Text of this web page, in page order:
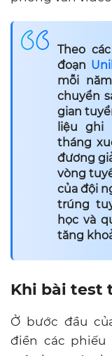
Theo
đoạn
mỗi
chuyển
gian
liệu ghi
tháng
đương
vòng
của đội
trúng
học và
tăng
Khi bài test
Ở bước đầu
điền các